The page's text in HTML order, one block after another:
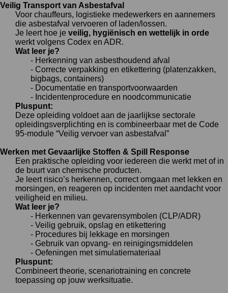
Veilig Transport van Asbestafval
Voor chauffeurs, logistieke medewerkers en aannemers
die asbestafval vervoeren of laden/lossen.
Je leert hoe je veilig, hygiënisch en wettelijk in orde
werkt volgens Codex en ADR.
Wat leer je?
- Herkenning van asbesthoudend afval
- Correcte verpakking en etikettering (platenzakken,
bigbags, containers)
- Documentatie en transportvoorwaarden
- Incidentenprocedure en noodcommunicatie
Pluspunt:
Deze opleiding voldoet aan de jaarlijkse sectorale
opleidingsverplichting en is combineerbaar met de Code
95-module “Veilig vervoer van asbestafval”
Werken met Gevaarlijke Stoffen & Spill Response
Een praktische opleiding voor iedereen die werkt met of in
de buurt van chemische producten.
Je leert risico’s herkennen, correct omgaan met lekken en
morsingen, en reageren op incidenten met aandacht voor
veiligheid en milieu.
Wat leer je?
- Herkennen van gevarensymbolen (CLP/ADR)
- Veilig gebruik, opslag en etikettering
- Procedures bij lekkage en morsingen
- Gebruik van opvang- en reinigingsmiddelen
- Oefeningen met simulatiemateriaal
Pluspunt:
Combineert theorie, scenariotraining en concrete
toepassing op jouw werksituatie.